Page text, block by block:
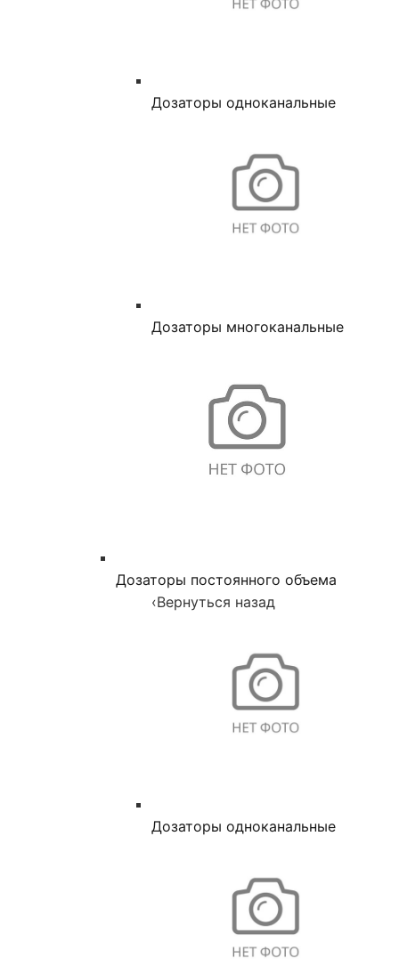
Дозаторы одноканальные
Дозаторы многоканальные
Дозаторы постоянного объема
‹Вернуться назад
Дозаторы одноканальные